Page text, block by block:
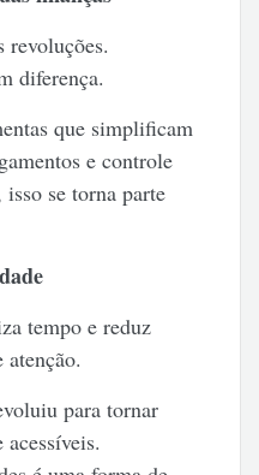
revoluções.
diferença.
que simplificam
e controle
se torna parte
tempo e reduz
para tornar